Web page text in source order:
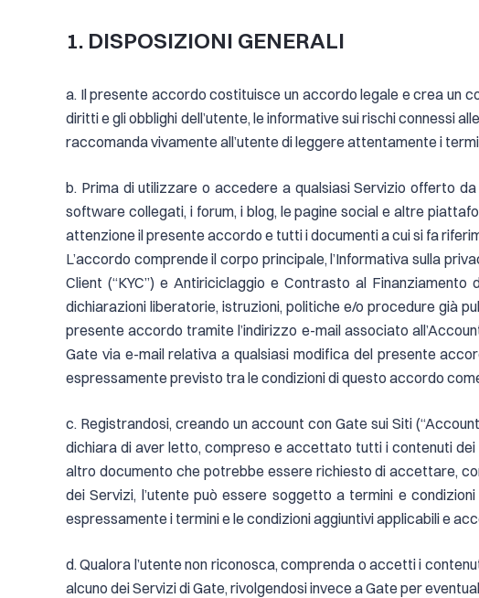
1. DISPOSIZIONI GENERALI
a. Il presente accordo costituisce un accordo legale e crea un
diritti e gli obblighi dell’utente, le informative sui rischi connessi
raccomanda vivamente all’utente di leggere attentamente i
b. Prima di utilizzare o accedere a qualsiasi Servizio offerto
software collegati, i forum, i blog, le pagine social e altre
attenzione il presente accordo e tutti i documenti a cui si fa
L’accordo comprende il corpo principale, l’Informativa sulla
Client (“KYC”) e Antiriciclaggio e Contrasto al
dichiarazioni liberatorie, istruzioni, politiche e/o procedure già
presente accordo tramite l’indirizzo e-mail associato
Gate via e-mail relativa a qualsiasi modifica del presente
espressamente previsto tra le condizioni di questo accordo
c. Registrandosi, creando un account con Gate sui Siti
dichiara di aver letto, compreso e accettato tutti i contenuti dei
altro documento che potrebbe essere richiesto di accettare,
dei Servizi, l’utente può essere soggetto a termini e
espressamente i termini e le condizioni aggiuntivi applicabili e
d. Qualora l’utente non riconosca, comprenda o accetti i
alcuno dei Servizi di Gate, rivolgendosi invece a Gate per